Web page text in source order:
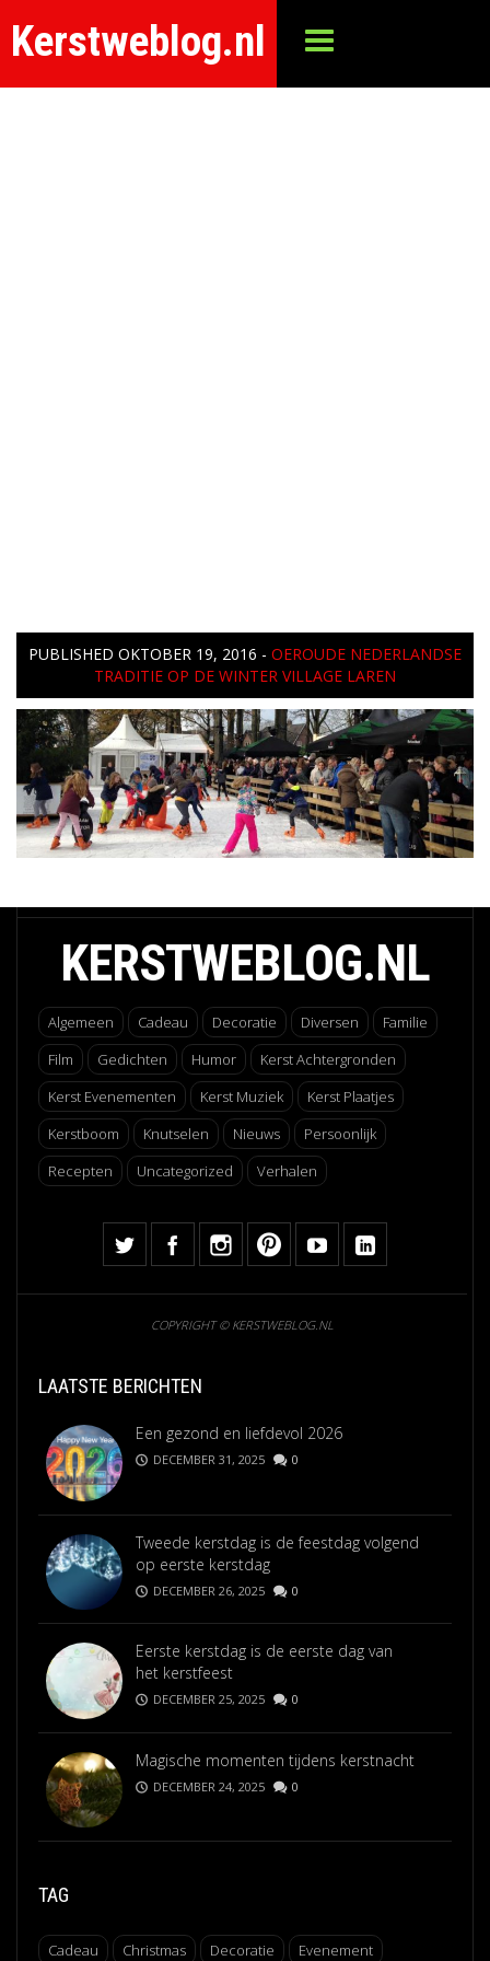
Kerstweblog.nl
PUBLISHED OKTOBER 19, 2016 - OEROUDE NEDERLANDSE
TRADITIE OP DE WINTER VILLAGE LAREN
KERSTWEBLOG.NL
Algemeen Cadeau Decoratie Diversen
Familie
Film
Gedichten Humor
Kerst Achtergronden
Kerst Evenementen
Kerst Muziek
Kerst Plaatjes
Kerstboom
Knutselen Nieuws
Persoonlijk
Recepten
Uncategorized Verhalen
COPYRIGHT © KERSTWEBLOG.NL
LAATSTE BERICHTEN
Een gezond en liefdevol 2026
DECEMBER 31, 2025 0
Tweede kerstdag is de feestdag volgend
op eerste kerstdag
DECEMBER 26, 2025 0
Eerste kerstdag is de eerste dag van
het kerstfeest
DECEMBER 25, 2025 0
Magische momenten tijdens kerstnacht
DECEMBER 24, 2025 0
TAG
Cadeau Christmas Decoratie Evenement